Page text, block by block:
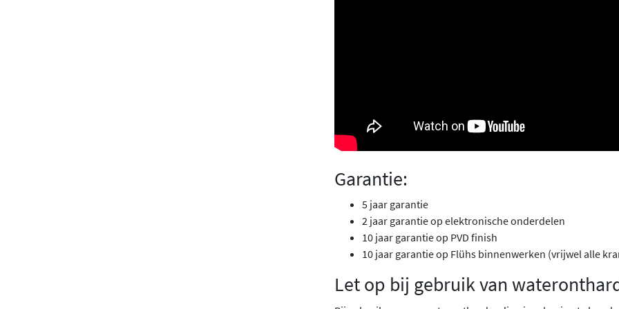
Garantie:
5 jaar garantie
2 jaar garantie op elektronische onderdelen
10 jaar garantie op PVD finish
10 jaar garantie op Flühs binnenwerken (vrijwel alle
Let op bij gebruik van